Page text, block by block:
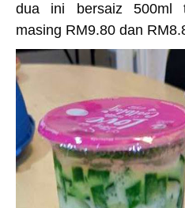
dua ini bersaiz 500ml
masing RM9.80 dan